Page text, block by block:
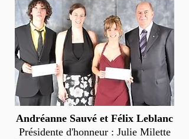
Andréanne Sauvé et Félix Leblanc
Présidente d'honneur : Julie Milette